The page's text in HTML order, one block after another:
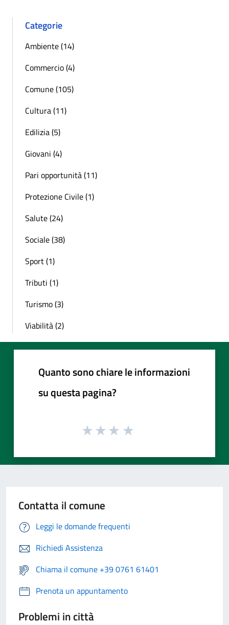
Categorie
Ambiente (14)
Commercio (4)
Comune (105)
Cultura (11)
Edilizia (5)
Giovani (4)
Pari opportunità (11)
Protezione Civile (1)
Salute (24)
Sociale (38)
Sport (1)
Tributi (1)
Turismo (3)
Viabilità (2)
Quanto sono chiare le informazioni
su questa pagina?
Contatta il comune
Leggi le domande frequenti
Richiedi Assistenza
Chiama il comune +39 0761 61401
Prenota un appuntamento
Problemi in città